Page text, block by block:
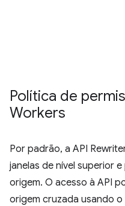
Política de
Workers
Por padrão, a API
janelas de nível superior
origem. O acesso à API
origem cruzada usando